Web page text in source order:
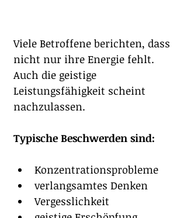
Viele Betroffene berichten, dass
nicht nur ihre Energie fehlt.
Auch die geistige
Leistungsfähigkeit scheint
nachzulassen.
Typische Beschwerden sind:
Konzentrationsprobleme
verlangsamtes Denken
Vergesslichkeit